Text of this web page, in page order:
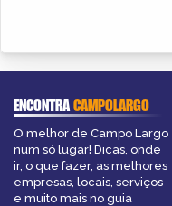
ENCONTRACAMPOLARGO
O melhor de Campo Largo
num só lugar! Dicas, onde
ir, o que fazer, as melhores
empresas, locais, serviços
e muito mais no guia